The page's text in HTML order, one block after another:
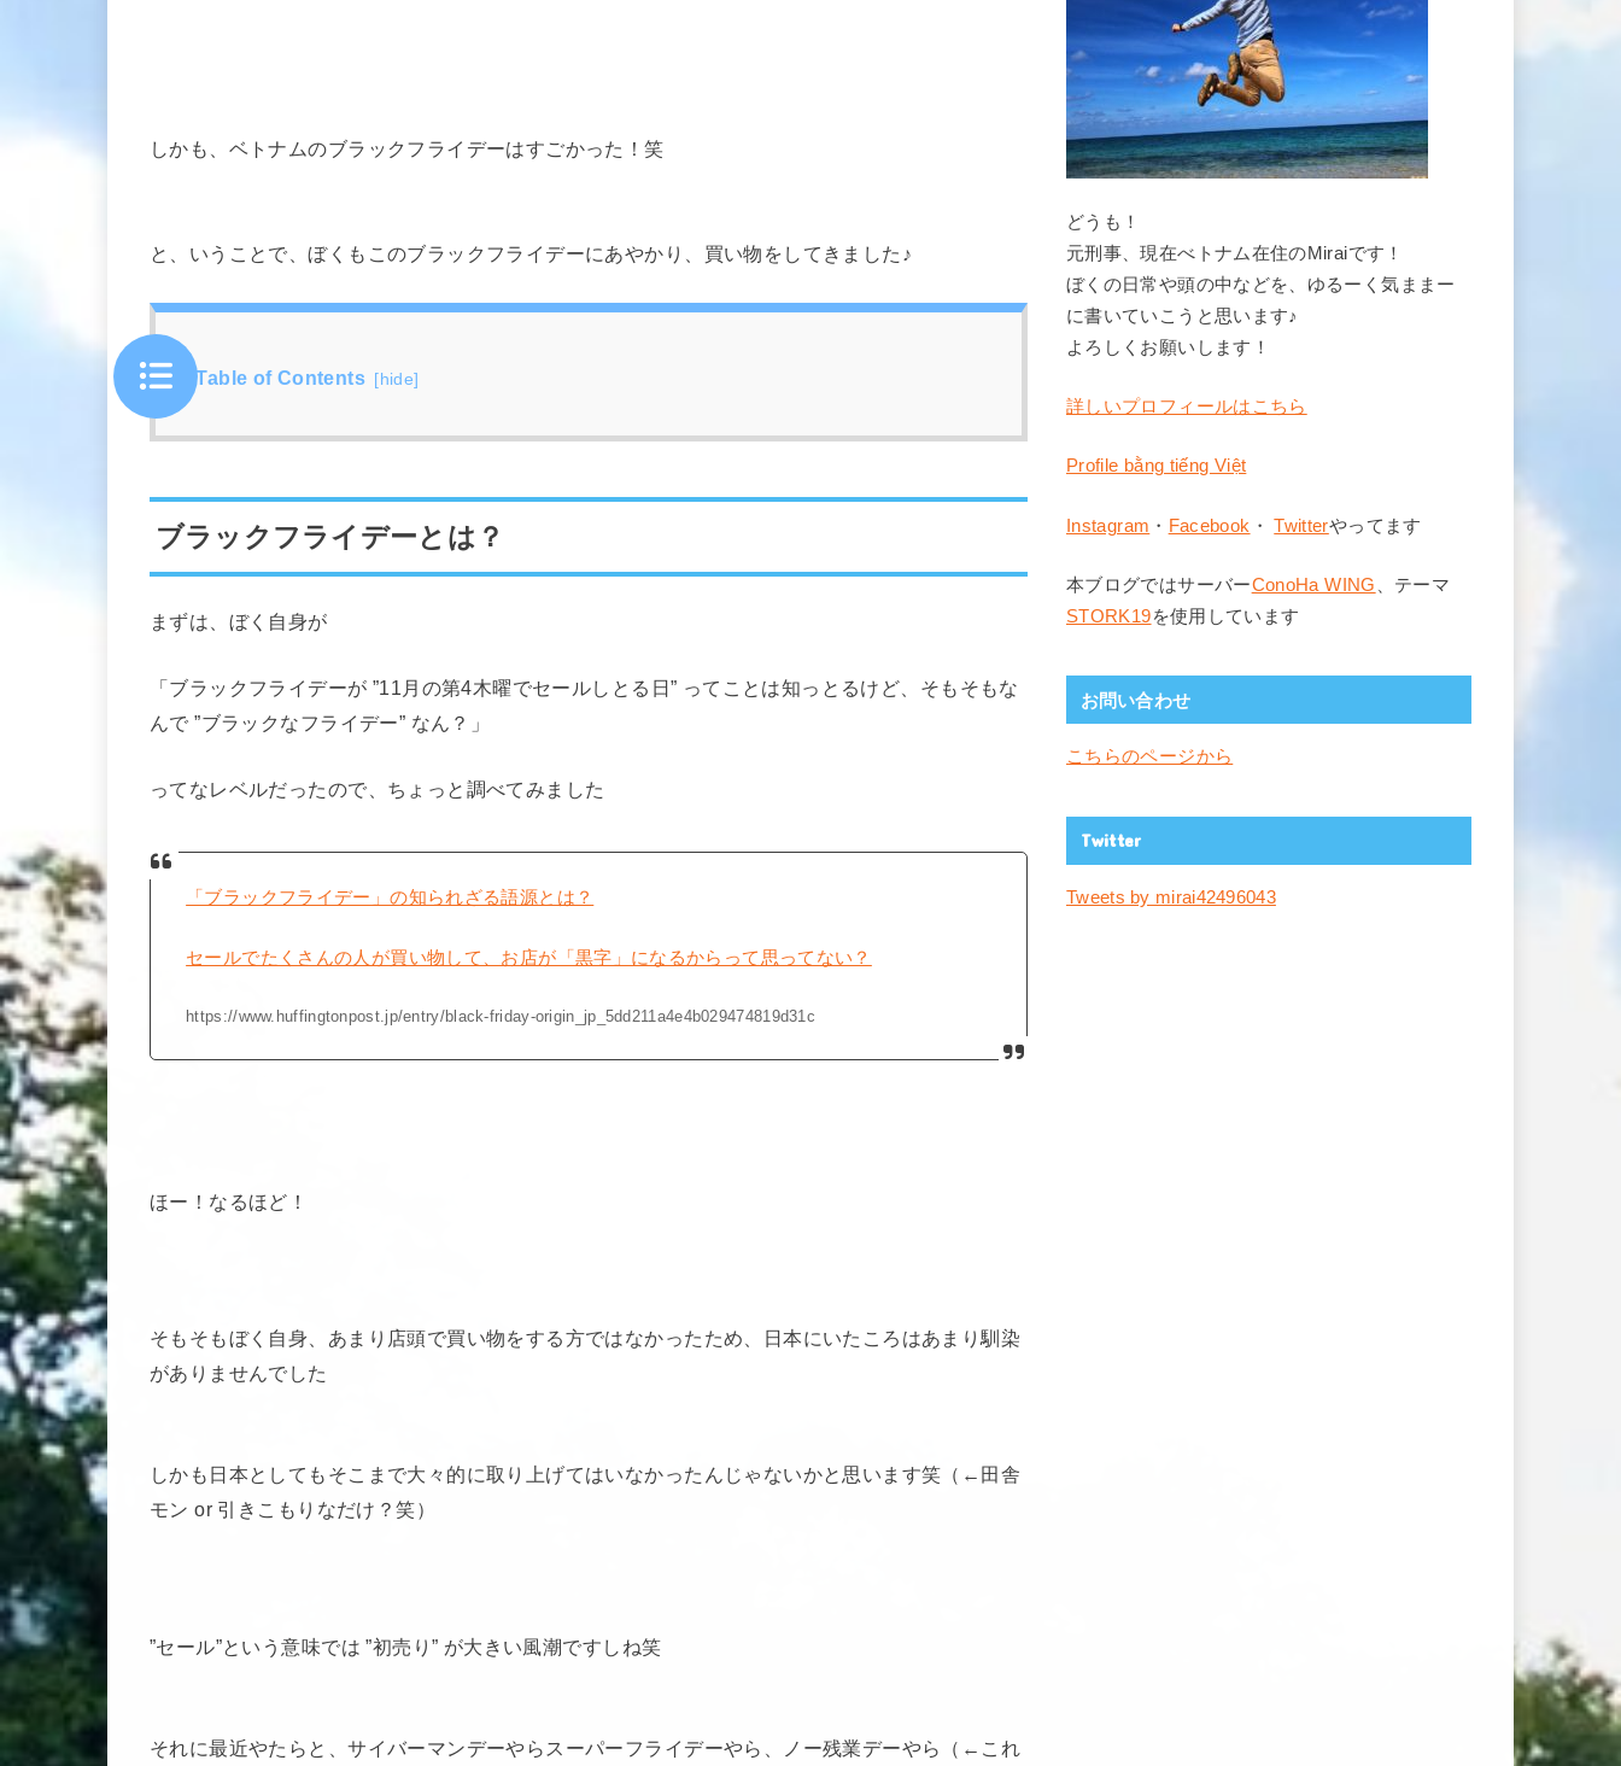
しかも、ベトナムのブラックフライデーはすごかった！笑
と、いうことで、ぼくもこのブラックフライデーにあやかり、買い物をしてきました♪
Table of Contents [hide]
ブラックフライデーとは？
まずは、ぼく自身が
「ブラックフライデーが ”11月の第4木曜でセールしとる日” ってことは知っとるけど、そもそもな
んで ”ブラックなフライデー” なん？」
ってなレベルだったので、ちょっと調べてみました
「ブラックフライデー」の知られざる語源とは？
セールでたくさんの人が買い物して、お店が「黒字」になるからって思ってない？
https://www.huffingtonpost.jp/entry/black-friday-origin_jp_5dd211a4e4b029474819d31c
ほー！なるほど！
そもそもぼく自身、あまり店頭で買い物をする方ではなかったため、日本にいたころはあまり馴染
がありませんでした
しかも日本としてもそこまで大々的に取り上げてはいなかったんじゃないかと思います笑（←田舎
モン or 引きこもりなだけ？笑）
”セール”という意味では ”初売り” が大きい風潮ですしね笑
それに最近やたらと、サイバーマンデーやらスーパーフライデーやら、ノー残業デーやら（←これ
どうも！
元刑事、現在べトナム在住のMiraiです！
ぼくの日常や頭の中などを、ゆるーく気ままー
に書いていこうと思います♪
よろしくお願いします！
詳しいプロフィールはこちら
Profile bằng tiếng Việt
Instagram ・ Facebook ・Twitterやってます
本ブログではサーバーConoHa WING
、テーマ
STORK19を使用しています
お問い合わせ
こちらのページから
Twitter
Tweets by mirai42496043